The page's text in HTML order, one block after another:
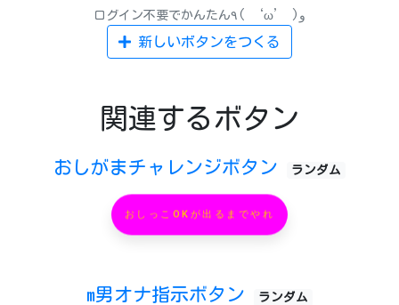
ログイン不要でかんたん٩( ‘ω’ )و
新しいボタンをつくる
関連するボタン
おしがまチャレンジボタン ランダム
おしっこOKが出るまでやれ
m男オナ指示ボタン ランダム